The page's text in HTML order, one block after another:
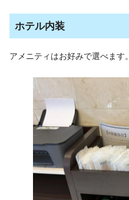
ホテル内装
アメニティはお好みで選べます。